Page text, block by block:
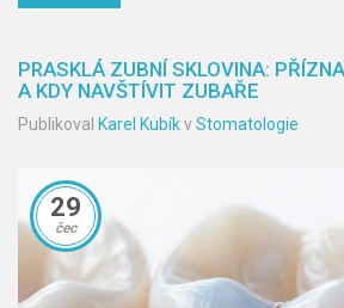
PRASKLÁ ZUBNÍ SKLOVINA:
A KDY NAVŠTÍVIT ZUBAŘE
Publikoval Karel KubíkvStomatologie
29
čec